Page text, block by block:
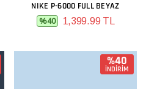
NIKE P-6000 FULL BEYAZ
%40 1,399.99 TL
%40
İNDİRİM